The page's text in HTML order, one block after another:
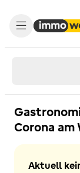
Corona
Aktuell